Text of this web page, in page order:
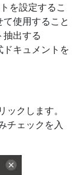
を設定するこ
使用すること
出する
キュメントを
クします。
チェックを入